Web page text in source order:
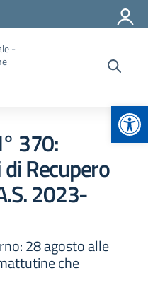
-
370:
Recupero
2023-
28 agosto alle
che